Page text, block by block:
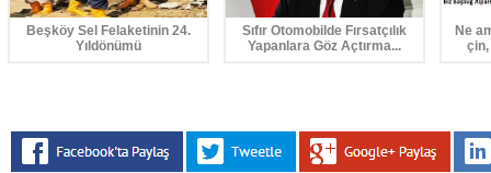
Beşköy Sel Felaketinin 24.
Yıldönümü
Sıfır Otomobilde Fırsatçılık
Yapanlara Göz Açtırma...
Ne